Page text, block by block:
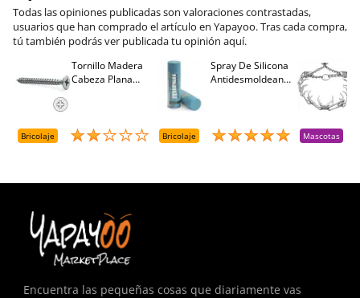
Todas las opiniones publicadas son valoraciones contrastadas,
usuarios que han comprado el artículo en Yapayoo. Tras cada compra,
tú también podrás ver publicada tu opinión aquí.
Tornillo Madera
Cabeza Plana
Bricolaje
Spray De Silicona
Antidesmoldeante
Bricolaje Mascotas
Encuentra las pequeñas cosas que diariamente vas